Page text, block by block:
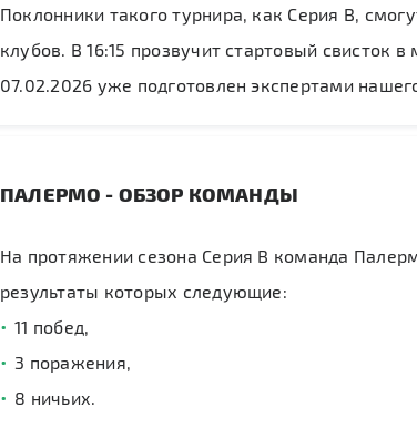
Поклонники такого турнира, как Серия B,
клубов. В 16:15 прозвучит стартовый свисток
07.02.2026 уже подготовлен экспертами
ПАЛЕРМО - ОБЗОР КОМАНДЫ
На протяжении сезона Серия B команда
результаты которых следующие:
11 побед,
3 поражения,
8 ничьих.